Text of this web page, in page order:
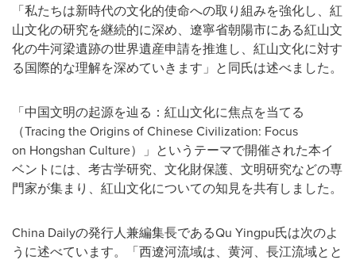
「私たちは新時代の文化的使命への取り組みを強化し、紅
山文化の研究を継続的に深め、遼寧省朝陽市にある紅山文
化の牛河梁遺跡の世界遺産申請を推進し、紅山文化に対す
る国際的な理解を深めていきます」と同氏は述べました。
「中国文明の起源を辿る：紅山文化に焦点を当てる
（Tracing the Origins of Chinese Civilization: Focus
on Hongshan Culture）」というテーマで開催された本イ
ベントには、考古学研究、文化財保護、文明研究などの専
門家が集まり、紅山文化についての知見を共有しました。
China Dailyの発行人兼編集長であるQu Yingpu氏は次のよ
うに述べています。「西遼河流域は、黄河、長江流域とと